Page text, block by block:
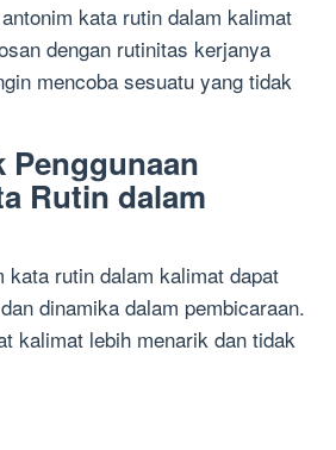
kata rutin dalam kalimat
dengan rutinitas kerjanya
mencoba sesuatu yang tidak
Penggunaan
Rutin dalam
kata rutin dalam kalimat dapat
dinamika dalam pembicaraan.
kalimat lebih menarik dan tidak